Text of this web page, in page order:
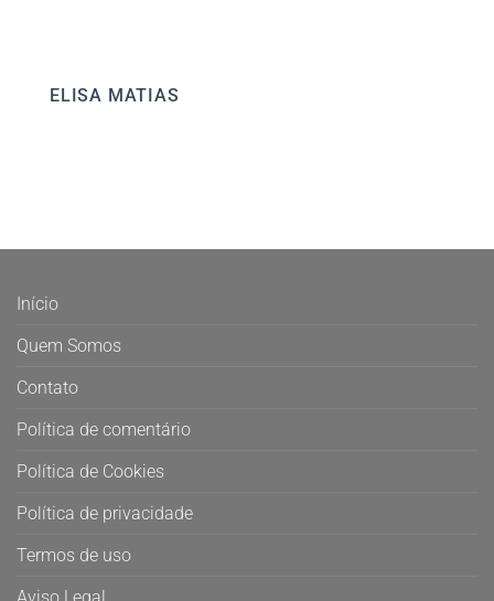
ELISA MATIAS
Início
Quem Somos
Contato
Política de comentário
Política de Cookies
Política de privacidade
Termos de uso